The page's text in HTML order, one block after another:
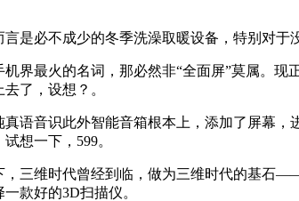
必不成少的冬季洗澡取暖设备，特别对于
最火的名词，那必然非“全面屏”莫属。现
了，设想？。
音识此外智能音箱根本上，添加了屏幕，
想一下，599。
维时代曾经到临，做为三维时代的基石——
款好的3D扫描仪。